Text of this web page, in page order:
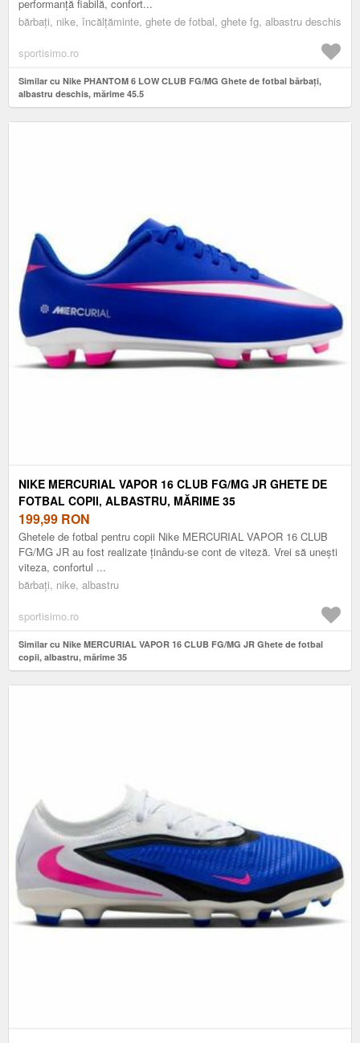
performanță fiabilă, confort...
bărbați, nike, încălțăminte, ghete de fotbal, ghete fg, albastru deschis
sportisimo.ro
Similar cu Nike PHANTOM 6 LOW CLUB FG/MG Ghete de fotbal bărbați,
albastru deschis, mărime 45.5
NIKE MERCURIAL VAPOR 16 CLUB FG/MG JR GHETE DE
FOTBAL COPII, ALBASTRU, MĂRIME 35
199,99 RON
Ghetele de fotbal pentru copii Nike MERCURIAL VAPOR 16 CLUB
FG/MG JR au fost realizate ținându-se cont de viteză. Vrei să unești
viteza, confortul ...
bărbați, nike, albastru
sportisimo.ro
Similar cu Nike MERCURIAL VAPOR 16 CLUB FG/MG JR Ghete de fotbal
copii, albastru, mărime 35